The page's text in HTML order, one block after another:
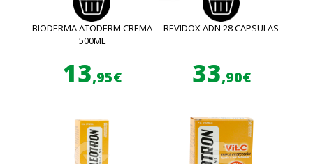
BIODERMA ATODERM CREMA
500ML
13,95€
REVIDOX ADN 28 CAPSULAS
33,90€